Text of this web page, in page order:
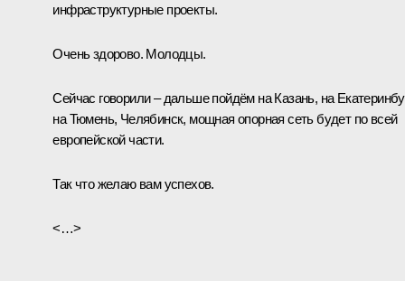
инфраструктурные проекты.
Очень здорово. Молодцы.
Сейчас говорили – дальше пойдём на Казань, на
на Тюмень, Челябинск, мощная опорная сеть будет по всей
европейской части.
Так что желаю вам успехов.
<…>